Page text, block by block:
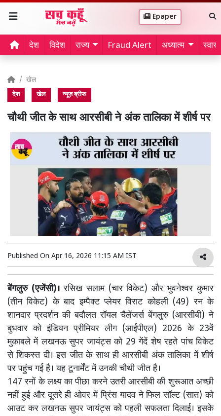
Epaper
देश विदेश राज्य Fraud Alert अध्यात्म
खेल
देश खेल न्यूज़ ब्रीफ
चौथी जीत के साथ आरसीबी ने अंक तालिका में शीर्ष पर
Published On Apr 16, 2026 11:15 AM IST
बेंगलुरु (एजेंसी)। रसिख सलाम (चार विकेट) और भुवनेश्वर कुमार
(तीन विकेट) के बाद इम्पैक्ट प्लेयर विराट कोहली (49) रन के
शानदार प्रदर्शन की बदौलत रॉयल चैलेंजर्स बेंगलुरु (आरसीबी) ने
बुधवार को इंडियन प्रीमियर लीग (आईपीएल) 2026 के 23वें
मुकाबले में लखनऊ सुपर जायंट्स को 29 गेंदें शेष रहते पांच विकेट
से शिकस्त दी। इस जीत के साथ ही आरसीबी अंक तालिका में शीर्ष
पर पहुंच गई है। यह टूनार्मेंट में उनकी चौथी जीत है।
147 रनों के लक्ष्य का पीछा करने उतरी आरसीबी की शुरूआत अच्छी
नहीं हुई और दूसरे ही ओवर में प्रिंस यादव ने फिल सॉल्ट (सात) को
आउट कर लखनऊ सुपर जायंट्स को पहली सफलता दिलाई। इसके